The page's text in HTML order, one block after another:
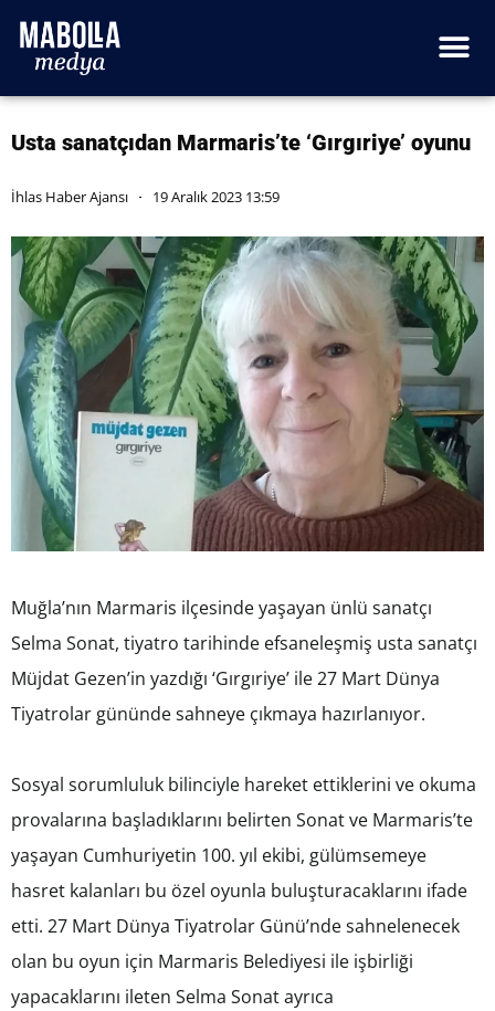
Usta sanatçıdan Marmaris’te ‘Gırgıriye’ oyunu
İhlas Haber Ajansı 19 Aralık 2023 13:59
Muğla’nın Marmaris ilçesinde yaşayan ünlü sanatçı
Selma Sonat, tiyatro tarihinde efsaneleşmiş usta sanatçı
Müjdat Gezen’in yazdığı ‘Gırgıriye’ ile 27 Mart Dünya
Tiyatrolar gününde sahneye çıkmaya hazırlanıyor.
Sosyal sorumluluk bilinciyle hareket ettiklerini ve okuma
provalarına başladıklarını belirten Sonat ve Marmaris’te
yaşayan Cumhuriyetin 100. yıl ekibi, gülümsemeye
hasret kalanları bu özel oyunla buluşturacaklarını ifade
etti. 27 Mart Dünya Tiyatrolar Günü’nde sahnelenecek
olan bu oyun için Marmaris Belediyesi ile işbirliği
yapacaklarını ileten Selma Sonat ayrıca